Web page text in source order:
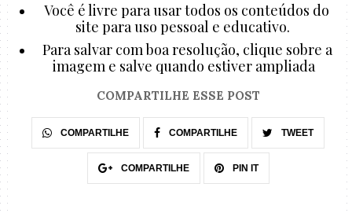
Você é livre para usar todos os conteúdos do
site para uso pessoal e educativo.
Para salvar com boa resolução, clique sobre a
imagem e salve quando estiver ampliada
COMPARTILHE ESSE POST
COMPARTILHE COMPARTILHE TWEET
COMPARTILHE PIN IT